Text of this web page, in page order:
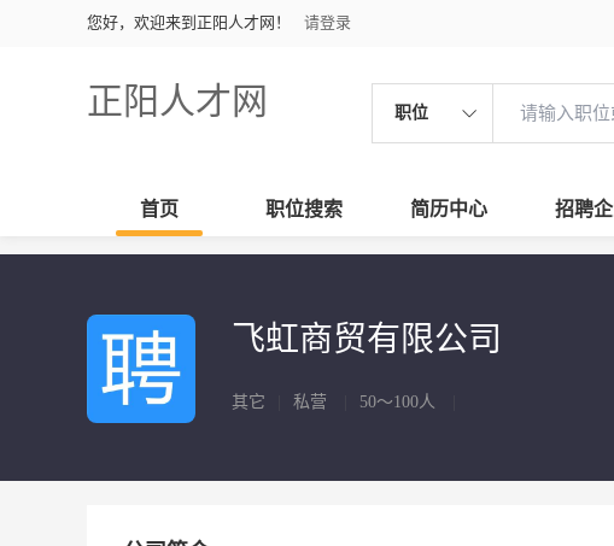
您好，欢迎来到正阳人才网！ 请登录
正阳人才网 职位
首页 职位搜索 简历中心 招聘
飞虹商贸有限公司
其它 私营 50～100人